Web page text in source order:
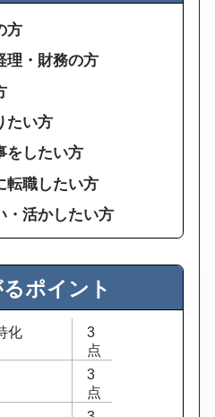
方
理・財務の方
たい方
をしたい方
転職したい方
・活かしたい方
ポイント
化
3
点
3
点